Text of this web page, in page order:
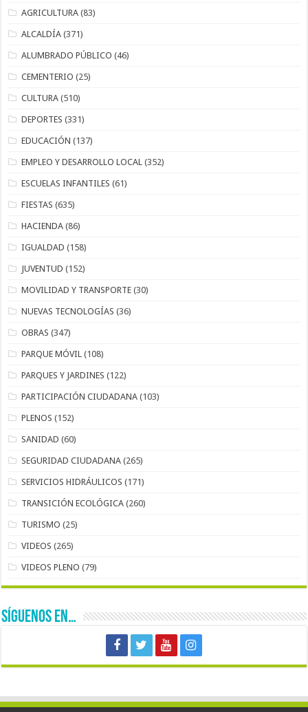
AGRICULTURA (83)
ALCALDÍA (371)
ALUMBRADO PÚBLICO (46)
CEMENTERIO (25)
CULTURA (510)
DEPORTES (331)
EDUCACIÓN (137)
EMPLEO Y DESARROLLO LOCAL (352)
ESCUELAS INFANTILES (61)
FIESTAS (635)
HACIENDA (86)
IGUALDAD (158)
JUVENTUD (152)
MOVILIDAD Y TRANSPORTE (30)
NUEVAS TECNOLOGÍAS (36)
OBRAS (347)
PARQUE MÓVIL (108)
PARQUES Y JARDINES (122)
PARTICIPACIÓN CIUDADANA (103)
PLENOS (152)
SANIDAD (60)
SEGURIDAD CIUDADANA (265)
SERVICIOS HIDRÁULICOS (171)
TRANSICIÓN ECOLÓGICA (260)
TURISMO (25)
VIDEOS (265)
VIDEOS PLENO (79)
SÍGUENOS EN…